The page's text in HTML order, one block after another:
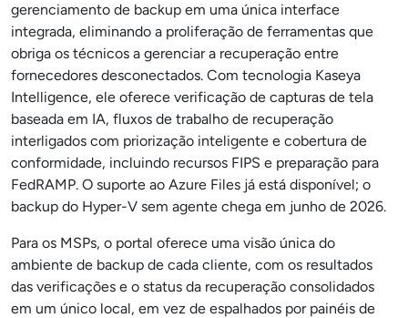
gerenciamento de backup em uma única interface
integrada, eliminando a proliferação de ferramentas que
obriga os técnicos a gerenciar a recuperação entre
fornecedores desconectados. Com tecnologia Kaseya
Intelligence, ele oferece verificação de capturas de tela
baseada em IA, fluxos de trabalho de recuperação
interligados com priorização inteligente e cobertura de
conformidade, incluindo recursos FIPS e preparação para
FedRAMP. O suporte ao Azure Files já está disponível; o
backup do Hyper-V sem agente chega em junho de 2026.
Para os MSPs, o portal oferece uma visão única do
ambiente de backup de cada cliente, com os resultados
das verificações e o status da recuperação consolidados
em um único local, em vez de espalhados por painéis de